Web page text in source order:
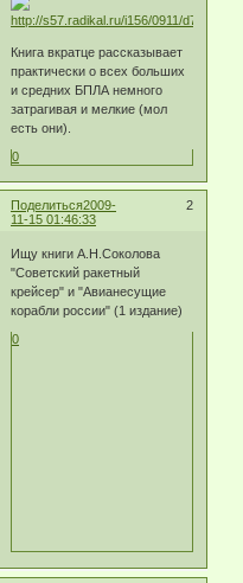
Книга вкратце рассказывает
практически о всех больших
и средних БПЛА немного
затрагивая и мелкие (мол
есть они).
0
Поделиться 2
2009-
11-15 01:46:33
Ищу книги А.Н.Соколова
"Советский ракетный
крейсер" и "Авианесущие
корабли россии" (1 издание)
0